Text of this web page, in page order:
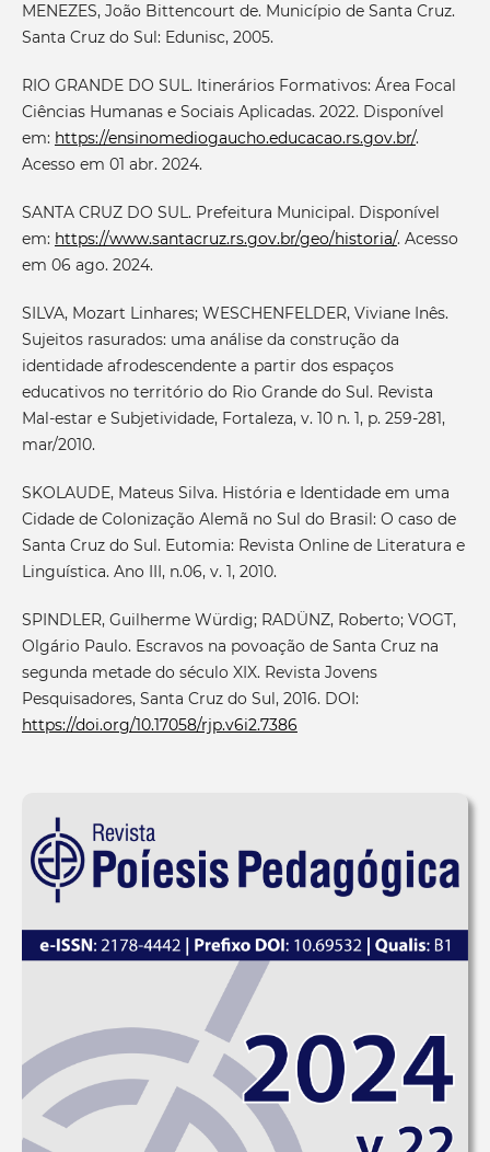
MENEZES, João Bittencourt de. Município de Santa Cruz.
Santa Cruz do Sul: Edunisc, 2005.
RIO GRANDE DO SUL. Itinerários Formativos: Área Focal
Ciências Humanas e Sociais Aplicadas. 2022. Disponível
em: https://ensinomediogaucho.educacao.rs.gov.br/.
Acesso em 01 abr. 2024.
SANTA CRUZ DO SUL. Prefeitura Municipal. Disponível
em: https://www.santacruz.rs.gov.br/geo/historia/. Acesso
em 06 ago. 2024.
SILVA, Mozart Linhares; WESCHENFELDER, Viviane Inês.
Sujeitos rasurados: uma análise da construção da
identidade afrodescendente a partir dos espaços
educativos no território do Rio Grande do Sul. Revista
Mal-estar e Subjetividade, Fortaleza, v. 10 n. 1, p. 259-281,
mar/2010.
SKOLAUDE, Mateus Silva. História e Identidade em uma
Cidade de Colonização Alemã no Sul do Brasil: O caso de
Santa Cruz do Sul. Eutomia: Revista Online de Literatura e
Linguística. Ano III, n.06, v. 1, 2010.
SPINDLER, Guilherme Würdig; RADÜNZ, Roberto; VOGT,
Olgário Paulo. Escravos na povoação de Santa Cruz na
segunda metade do século XIX. Revista Jovens
Pesquisadores, Santa Cruz do Sul, 2016. DOI:
https://doi.org/10.17058/rjp.v6i2.7386